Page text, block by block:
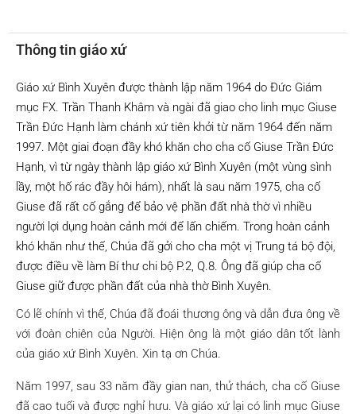
Thông tin giáo xứ
Giáo xứ Bình Xuyên được thành lập năm 1964 do Đức Giám
mục FX. Trần Thanh Khâm và ngài đã giao cho linh mục Giuse
Trần Đức Hạnh làm chánh xứ tiên khởi từ năm 1964 đến năm
1997. Một giai đoạn đầy khó khăn cho cha cố Giuse Trần Đức
Hạnh, vì từ ngày thành lập giáo xứ Bình Xuyên (một vùng sình
lầy, một hố rác đầy hôi hám), nhất là sau năm 1975, cha cố
Giuse đã rất cố gắng để bảo vệ phần đất nhà thờ vì nhiều
người lợi dụng hoàn cảnh mới để lấn chiếm. Trong hoàn cảnh
khó khăn như thế, Chúa đã gởi cho cha một vị Trung tá bộ đội,
được điều về làm Bí thư chi bộ P.2, Q.8. Ông đã giúp cha cố
Giuse giữ được phần đất của nhà thờ Bình Xuyên.
Có lẽ chính vì thế, Chúa đã đoái thương ông và dẫn đưa ông về
với đoàn chiên của Người. Hiện ông là một giáo dân tốt lành
của giáo xứ Bình Xuyên. Xin tạ ơn Chúa.
Năm 1997, sau 33 năm đầy gian nan, thử thách, cha cố Giuse
đã cao tuổi và được nghỉ hưu. Và giáo xứ lại có linh mục Giuse